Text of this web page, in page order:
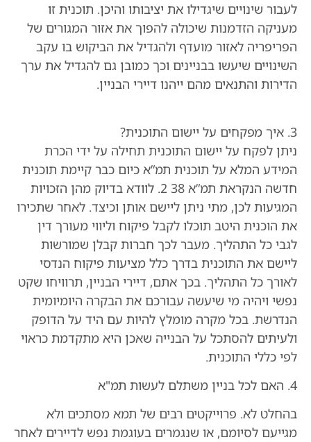
לעבור שינויים שיגדילו את יציבותו והיכן. תוכנית זו
מעניקה הזדמנות שיכולה להפוך את אזור המגורים של
הפריפריה לאזור מועדף ולהגדיל את הביקוש בו עקב
השינויים שיעשו בבניינים וכך כמובן גם להגדיל את ערך
הדירות והתנאים מהם ייהנו דיירי הבניין.
3. איך מפקחים על יישום התוכנית?
ניתן לפקח על יישום התוכנית תחילה על ידי הכרת
המידע המלא על תוכנית תמ”א כיום כבר קיימת תוכנית
חדשה הנקראת תמ”א 38 2. לוודא בדיוק מהן הזכויות
המגיעות לכן, מתי ניתן ליישם אותן וכיצד. לאחר שתכירו
את הוכנית היטב תוכלו לקבל פיקוח וליווי מעורך דין
לגבי כל התהליך. מעבר לכך חברות קבלן שמורשות
ליישם את התוכנית בדרך כלל מציעות פיקוח הנדסי
לאורך כל התהליך. בכך אתם, דיירי הבניין, תרוויחו שקט
נפשי ויהיה מי שיעשה עבורכם את הבקרה היומיומית
הנדרשת. בכל מקרה מומלץ להיות עם היד על הדופק
ולעיתים להסתכל על הבנייה שאכן היא מתקדמת כראוי
לפי כללי התוכנית.
4. האם לכל בניין משתלם לעשות תמ"א
בהחלט לא. פרוייקטים רבים של תמא מסתכים ולא
מגייעם לסיומם, או שנגמרים בעוגמת נפש לדיירים לאחר